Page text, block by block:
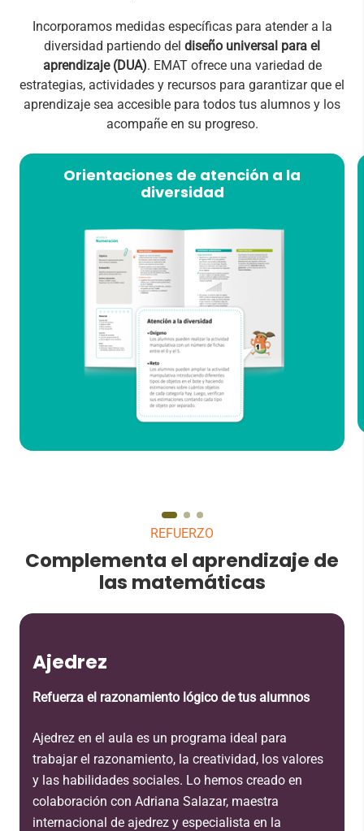
Incorporamos medidas específicas para atender a la
diversidad partiendo del diseño universal para el
aprendizaje (DUA). EMAT ofrece una variedad de
estrategias, actividades y recursos para garantizar que el
aprendizaje sea accesible para todos tus alumnos y los
acompañe en su progreso.
Orientaciones de atención a la
diversidad
Actividades y recursos multinivel, sesiones de
repaso y de autoevaluación, y una secuencia
queda atrás.
SABER MÁS
REFUERZO
Complementa el aprendizaje de
las matemáticas
Ajedrez
Refuerza el razonamiento lógico de tus alumnos
Ajedrez en el aula es un programa ideal para
trabajar el razonamiento, la creatividad, los valores
y las habilidades sociales. Lo hemos creado en
colaboración con Adriana Salazar, maestra
internacional de ajedrez y especialista en la